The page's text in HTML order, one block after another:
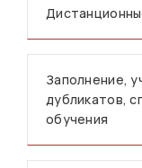
Заполнение,
дубликатов,
обучения